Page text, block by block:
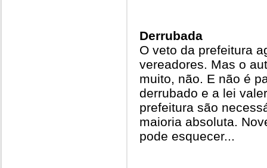
Derrubada
O veto da prefeitura
vereadores. Mas o
muito, não. E não é
derrubado e a lei
prefeitura são
maioria absoluta.
pode esquecer...